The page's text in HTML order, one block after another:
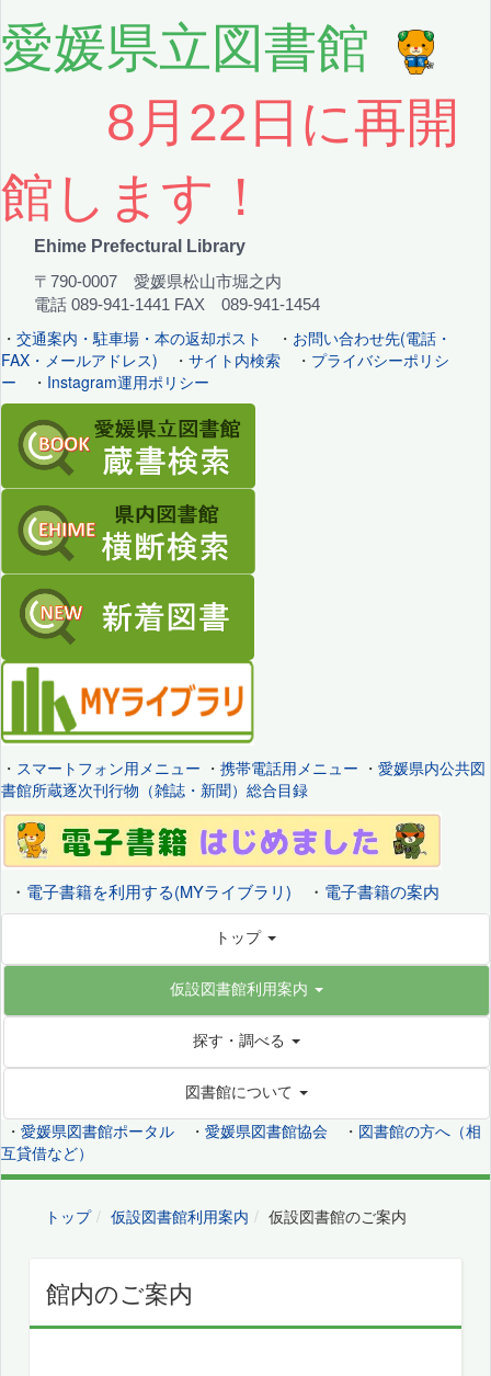
愛媛県立図書館
8月22日に再開
館します！
Ehime Prefectural Library
〒790-0007 愛媛県松山市堀之内
電話 089-941-1441 FAX 089-941-1454
・ 交通案内・駐車場・本の返却ポスト ・ お問い合わせ先(電話・
FAX・メールアドレス) ・ サイト内検索 ・ プライバシーポリシ
ー ・ Instagram運用ポリシー
・ スマートフォン用メニュー ・ 携帯電話用メニュー ・ 愛媛県内公共図
書館所蔵逐次刊行物（雑誌・新聞）総合目録
・ 電子書籍を利用する(MYライブラリ) ・ 電子書籍の案内
トップ
仮設図書館利用案内
探す・調べる
図書館について
・ 愛媛県図書館ポータル ・ 愛媛県図書館協会 ・ 図書館の方へ（相
互貸借など）
トップ 仮設図書館利用案内 仮設図書館のご案内
館内のご案内